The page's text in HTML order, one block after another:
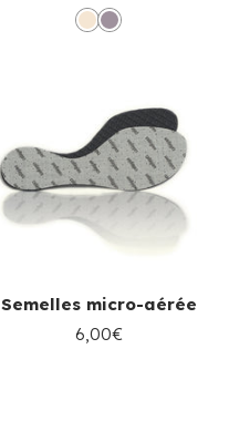
Semelles micro-aérée
6,00€